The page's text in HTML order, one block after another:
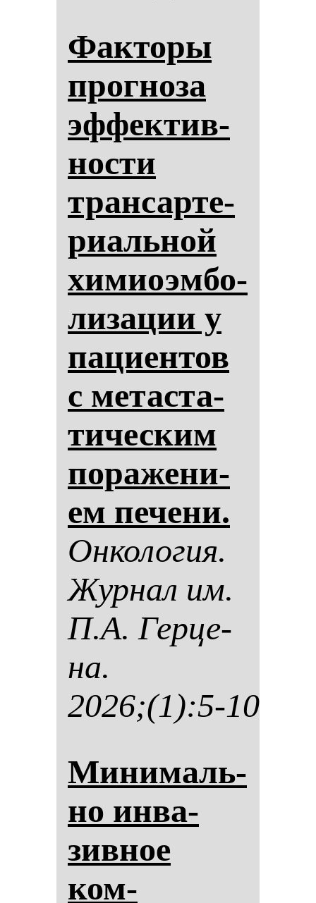
Фак­то­ры
прог­но­за
эф­фек­тив­
нос­ти
тран­сар­те­
ри­аль­ной
хи­миоэм­бо­
ли­за­ции у
па­ци­ен­тов
с ме­тас­та­
ти­чес­ким
по­ра­же­ни­
ем пе­че­ни.
Он­ко­ло­гия.
Жур­нал им.
П.А. Гер­це­
на.
2026;(1):5-10
Ми­ни­маль­
но ин­ва­
зив­ное
ком­